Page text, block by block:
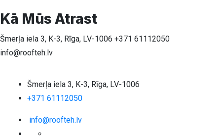
Kā Mūs Atrast
Šmerļa iela 3, K-3, Rīga, LV-1006 +371 61112050
info@roofteh.lv
Šmerļa iela 3, K-3, Rīga, LV-1006
+371 61112050
info@roofteh.lv